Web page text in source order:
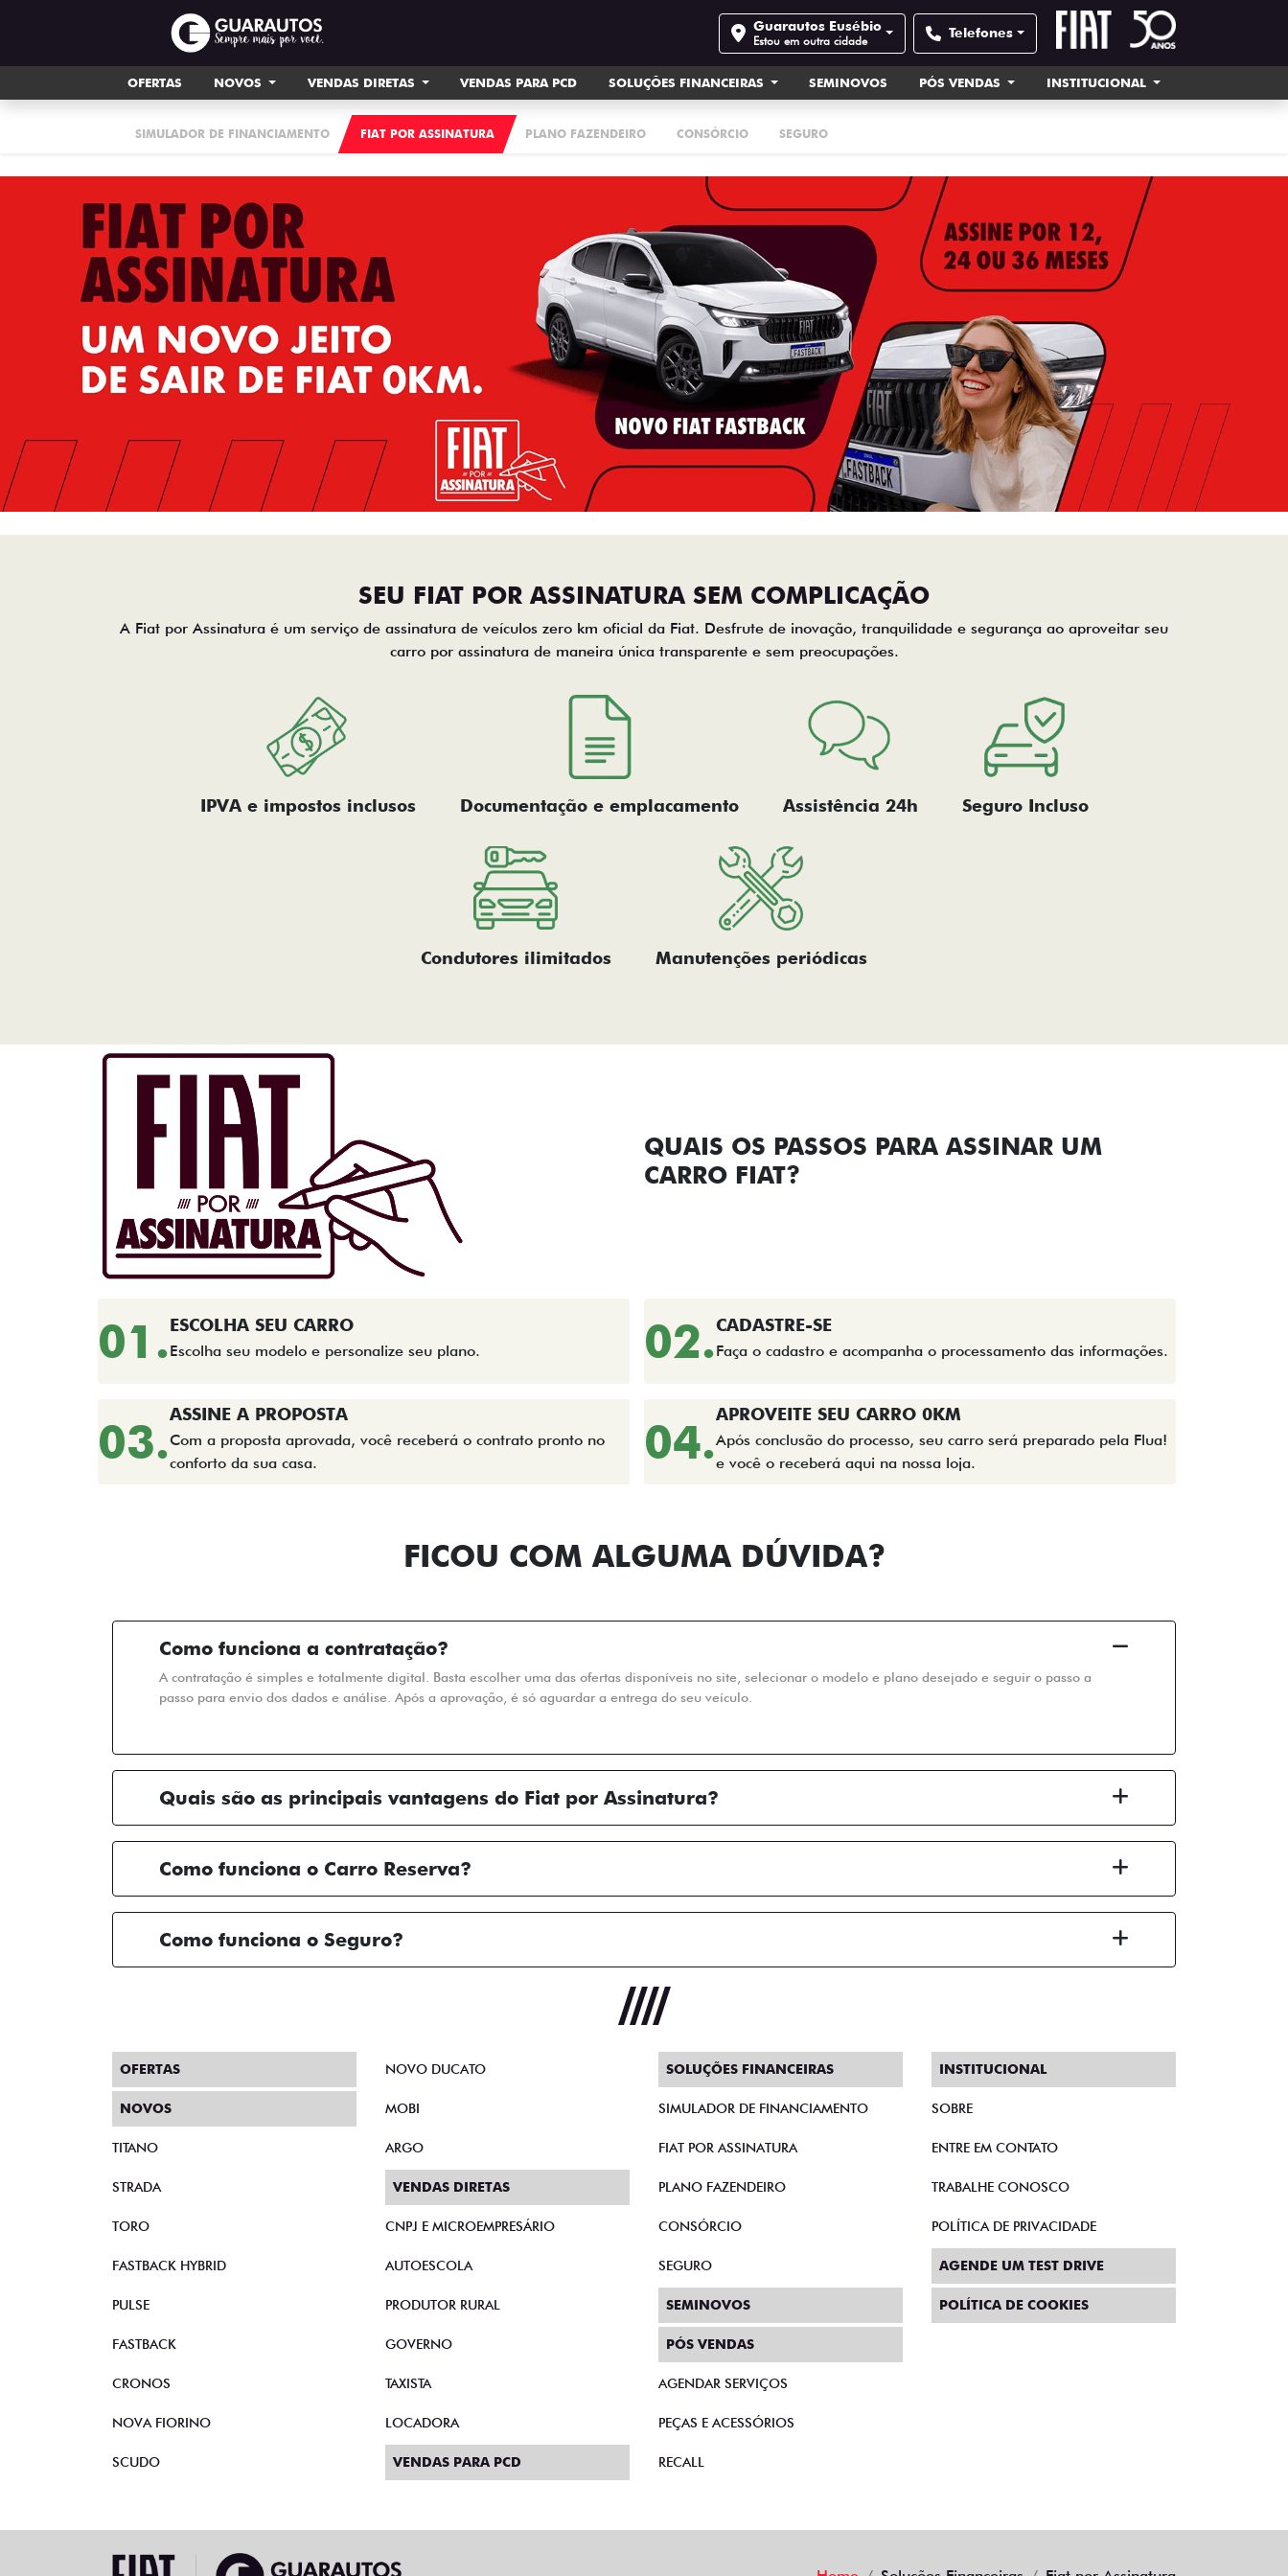
Guarautos Eusébio
Estou em outra cidade Telefones
OFERTAS NOVOS VENDAS DIRETAS VENDAS PARA PCD SOLUÇÕES FINANCEIRAS SEMINOVOS PÓS VENDAS INSTITUCIONAL
SIMULADOR DE FINANCIAMENTO FIAT POR ASSINATURA PLANO FAZENDEIRO CONSÓRCIO SEGURO
SEU FIAT POR ASSINATURA SEM COMPLICAÇÃO
A Fiat por Assinatura é um serviço de assinatura de veículos zero km oficial da Fiat. Desfrute de inovação, tranquilidade e segurança ao aproveitar seu
carro por assinatura de maneira única transparente e sem preocupações.
IPVA e impostos inclusos Documentação e emplacamento Assistência 24h Seguro Incluso
Condutores ilimitados Manutenções periódicas
QUAIS OS PASSOS PARA ASSINAR UM
CARRO FIAT?​
01.ESCOLHA SEU CARRO
Escolha seu modelo e personalize seu plano. 02.CADASTRE-SE
Faça o cadastro e acompanha o processamento das informações.
03.
ASSINE A PROPOSTA
Com a proposta aprovada, você receberá o contrato pronto no
conforto da sua casa.
04.
APROVEITE SEU CARRO 0KM
Após conclusão do processo, seu carro será preparado pela Flua!
e você o receberá aqui na nossa loja.
FICOU COM ALGUMA DÚVIDA?
Como funciona a contratação?
A contratação é simples e totalmente digital. Basta escolher uma das ofertas disponíveis no site, selecionar o modelo e plano desejado e seguir o passo a
passo para envio dos dados e análise. Após a aprovação, é só aguardar a entrega do seu veículo.
Quais são as principais vantagens do Fiat por Assinatura?
Como funciona o Carro Reserva?
Como funciona o Seguro?
OFERTAS
NOVOS
TITANO
STRADA
TORO
FASTBACK HYBRID
PULSE
FASTBACK
CRONOS
NOVA FIORINO
SCUDO
NOVO DUCATO
MOBI
ARGO
VENDAS DIRETAS
CNPJ E MICROEMPRESÁRIO
AUTOESCOLA
PRODUTOR RURAL
GOVERNO
TAXISTA
LOCADORA
VENDAS PARA PCD
SOLUÇÕES FINANCEIRAS
SIMULADOR DE FINANCIAMENTO
FIAT POR ASSINATURA
PLANO FAZENDEIRO
CONSÓRCIO
SEGURO
SEMINOVOS
PÓS VENDAS
AGENDAR SERVIÇOS
PEÇAS E ACESSÓRIOS
RECALL
INSTITUCIONAL
SOBRE
ENTRE EM CONTATO
TRABALHE CONOSCO
POLÍTICA DE PRIVACIDADE
AGENDE UM TEST DRIVE
POLÍTICA DE COOKIES